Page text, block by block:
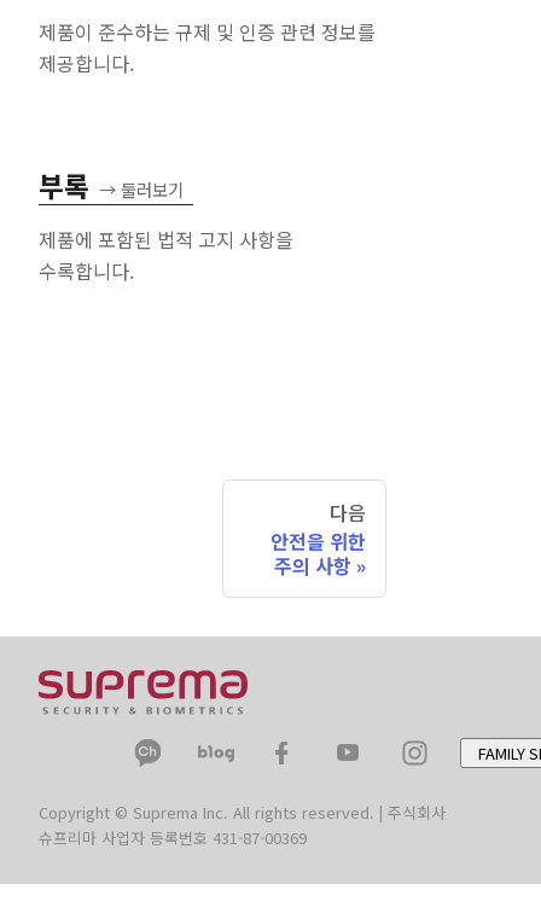
제품이 준수하는 규제 및 인증 관련 정보를
제공합니다.
부록 →둘러보기
제품에 포함된 법적 고지 사항을
수록합니다.
다음
안전을 위한
주의 사항
FAMILY
Copyright © Suprema Inc. All rights reserved. | 주식회사
슈프리마 사업자 등록번호 431-87-00369